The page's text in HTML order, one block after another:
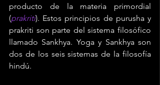
producto de la materia primordial
(prakriti). Estos principios de purusha y
prakriti son parte del sistema filosófico
llamado Sankhya. Yoga y Sankhya son
dos de los seis sistemas de la filosofía
hindú.